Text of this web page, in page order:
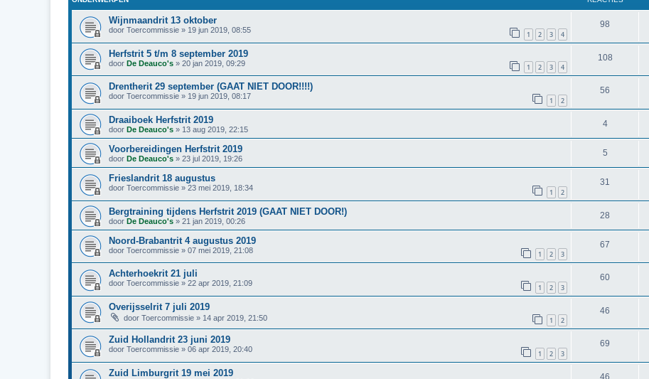
Wijnmaandrit 13 oktober
door Toercommissie » 19 jun 2019, 08:55 1 2 3 4
98
Herfstrit 5 t/m 8 september 2019
door De Deauco's » 20 jan 2019, 09:29 1 2 3 4
108
Drentherit 29 september (GAAT NIET DOOR!!!!)
door Toercommissie » 19 jun 2019, 08:17 1 2
56
Draaiboek Herfstrit 2019
door De Deauco's » 13 aug 2019, 22:15
4
Voorbereidingen Herfstrit 2019
door De Deauco's » 23 jul 2019, 19:26
5
Frieslandrit 18 augustus
door Toercommissie » 23 mei 2019, 18:34 1 2
31
Bergtraining tijdens Herfstrit 2019 (GAAT NIET DOOR!)
door De Deauco's » 21 jan 2019, 00:26
28
Noord-Brabantrit 4 augustus 2019
door Toercommissie » 07 mei 2019, 21:08 1 2 3
67
Achterhoekrit 21 juli
door Toercommissie » 22 apr 2019, 21:09 1 2 3
60
Overijsselrit 7 juli 2019
door Toercommissie » 14 apr 2019, 21:50 1 2
46
Zuid Hollandrit 23 juni 2019
door Toercommissie » 06 apr 2019, 20:40 1 2 3
69
Zuid Limburgrit 19 mei 2019 46